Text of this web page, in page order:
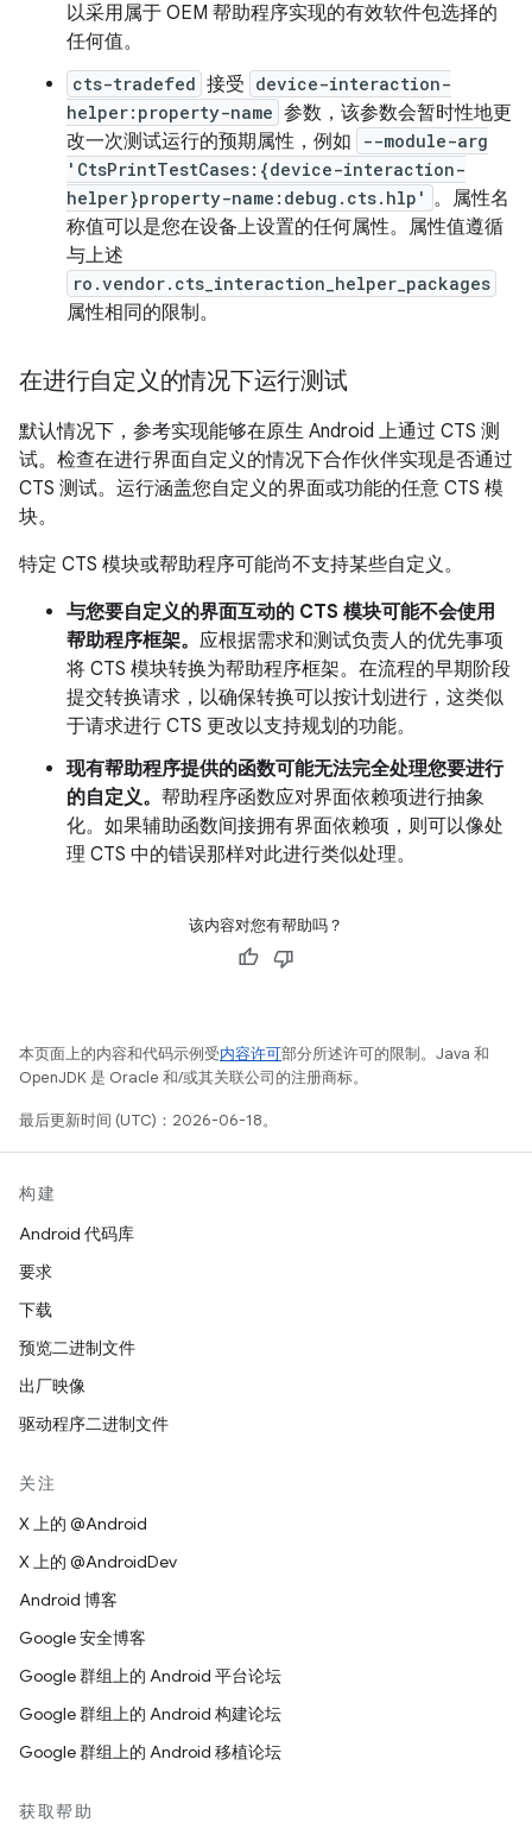
以采用属于 OEM 帮助程序实现的有效软件包选择的
任何值。
cts-tradefed 接受 device-interaction-
helper:property-name 参数，该参数会暂时性地更
改一次测试运行的预期属性，例如
--module-arg
'CtsPrintTestCases:{device-interaction-
helper}property-name:debug.cts.hlp' 。属性名
称值可以是您在设备上设置的任何属性。属性值遵循
与上述
ro.vendor.cts_interaction_helper_packages
属性相同的限制。
在进行自定义的情况下运行测试
默认情况下，参考实现能够在原生 Android 上通过 CTS 测
试。检查在进行界面自定义的情况下合作伙伴实现是否通过
CTS 测试。运行涵盖您自定义的界面或功能的任意 CTS 模
块。
特定 CTS 模块或帮助程序可能尚不支持某些自定义。
与您要自定义的界面互动的 CTS 模块可能不会使用
帮助程序框架。 应根据需求和测试负责人的优先事项
将 CTS 模块转换为帮助程序框架。在流程的早期阶段
提交转换请求，以确保转换可以按计划进行，这类似
于请求进行 CTS 更改以支持规划的功能。
现有帮助程序提供的函数可能无法完全处理您要进行
的自定义。 帮助程序函数应对界面依赖项进行抽象
化。如果辅助函数间接拥有界面依赖项，则可以像处
理 CTS 中的错误那样对此进行类似处理。
该内容对您有帮助吗？
本页面上的内容和代码示例受内容许可部分所述许可的限制。Java 和
OpenJDK 是 Oracle 和/或其关联公司的注册商标。
最后更新时间 (UTC)：2026-06-18。
构建
Android 代码库
要求
下载
预览二进制文件
出厂映像
驱动程序二进制文件
关注
X 上的 @Android
X 上的 @AndroidDev
Android 博客
Google 安全博客
Google 群组上的 Android 平台论坛
Google 群组上的 Android 构建论坛
Google 群组上的 Android 移植论坛
获取帮助